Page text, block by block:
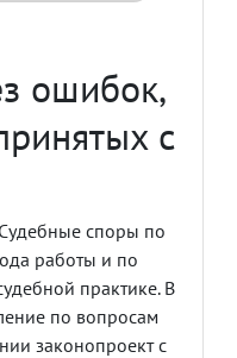
ошибок,
с
споры по
работы и по
практике. В
по вопросам
законопроект с